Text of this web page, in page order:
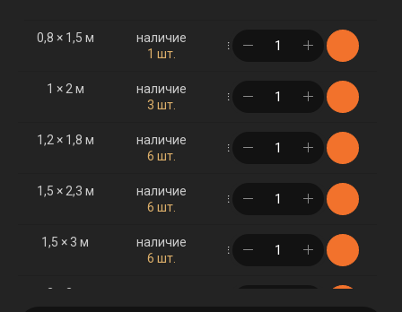
0,8 × 1,5 м
наличие
1 шт.
в корзине
1 × 2 м
наличие
3 шт.
в корзине
1,2 × 1,8 м
наличие
6 шт.
в корзине
1,5 × 2,3 м
наличие
6 шт.
в корзине
1,5 × 3 м
наличие
6 шт.
в корзине
2 × 3 м